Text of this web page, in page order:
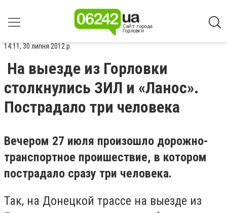
14:11, 30 липня 2012 р.
На выезде из Горловки
столкнулись ЗИЛ и «Ланос».
Пострадало три человека
Вечером 27 июля произошло дорожно-
транспортное проишествие, в котором
пострадало сразу три человека.
Так, на Донецкой трассе на выезде из